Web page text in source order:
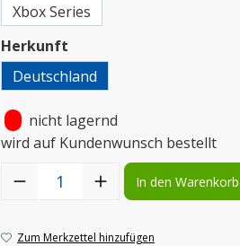
Xbox Series
Herkunft
Deutschland
nicht lagernd
wird auf Kundenwunsch bestellt
Produkt Anzahl: Gib den
In den Warenkorb
Zum Merkzettel hinzufügen